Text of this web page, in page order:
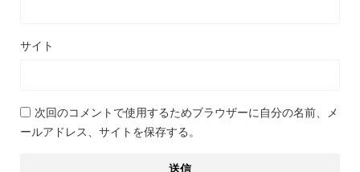
サイト
次回のコメントで使用するためブラウザーに自分の名前、メ
ールアドレス、サイトを保存する。